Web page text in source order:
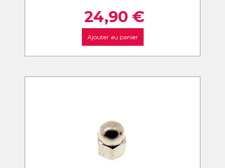
24,90 €
Ajouter au panier